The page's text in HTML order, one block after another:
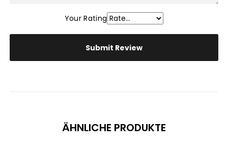
Your Rating
ÄHNLICHE PRODUKTE